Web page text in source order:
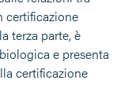
certificazione
terza parte, è
e presenta
certificazione